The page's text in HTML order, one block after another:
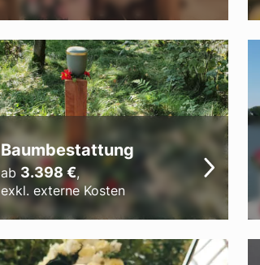
Baumbestattung
ab 3.398 €,
exkl. externe Kosten